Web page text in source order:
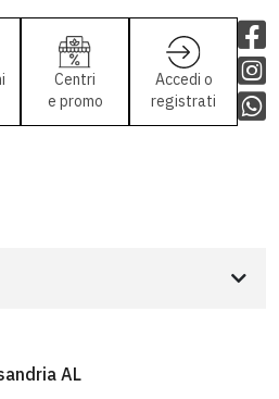
Centri
e promo
Accedi o
registrati
AL